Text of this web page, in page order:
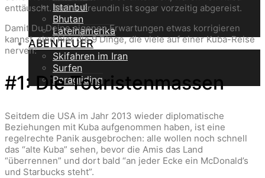
Istanbul
Bhutan
Lateinamerika
ABENTEUER
Skifahren im Iran
Surfen
Paragliding
enttäuscht. Meine Freundin ist sogar vorzeitig abgereist.
Damit Du Deine eigenen Erwartungen etwas korrigieren
kannst, sind hier die 9 Dinge, die viele auf einer Kuba-Reise
nerven:
#1: Die Touristenmassen
Seitdem die USA im Jahr 2013 wieder diplomatische
Beziehungen mit Kuba aufgenommen haben, ist eine
regelrechte Panik ausgebrochen: alle wollen noch schnell
das “alte Kuba” sehen, bevor die Amis das Land
“überrennen” und dort bald “an jeder Ecke ein McDonald’s
und Starbucks steht”.